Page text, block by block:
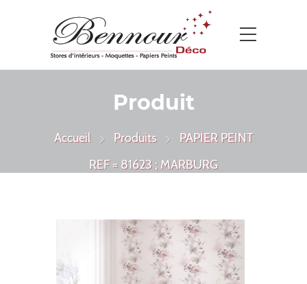
Produit
Accueil Produits
PAPIER PEINT
REF = 81623 ; MARBURG